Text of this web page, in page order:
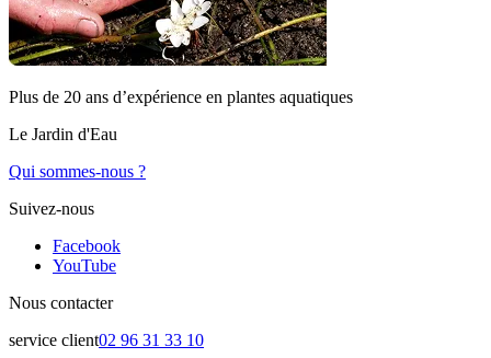
Plus de 20 ans d’expérience en plantes aquatiques
Le Jardin d'Eau
Qui sommes-nous ?
Suivez-nous
Facebook
YouTube
Nous contacter
service client02 96 31 33 10